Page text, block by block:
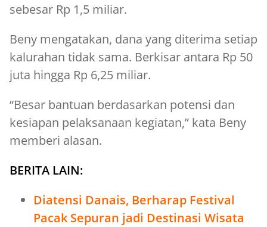
sebesar Rp 1,5 miliar.
Beny mengatakan, dana yang diterima setiap
kalurahan tidak sama. Berkisar antara Rp 50
juta hingga Rp 6,25 miliar.
“Besar bantuan berdasarkan potensi dan
kesiapan pelaksanaan kegiatan,” kata Beny
memberi alasan.
BERITA LAIN:
Diatensi Danais, Berharap Festival
Pacak Sepuran jadi Destinasi Wisata